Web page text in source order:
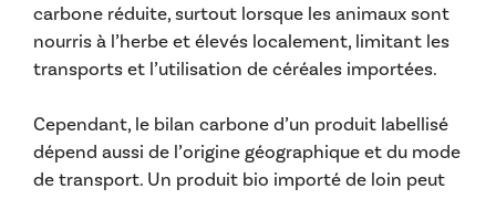
carbone réduite, surtout lorsque les animaux sont
nourris à l’herbe et élevés localement, limitant les
transports et l’utilisation de céréales importées.
Cependant, le bilan carbone d’un produit labellisé
dépend aussi de l’origine géographique et du mode
de transport. Un produit bio importé de loin peut